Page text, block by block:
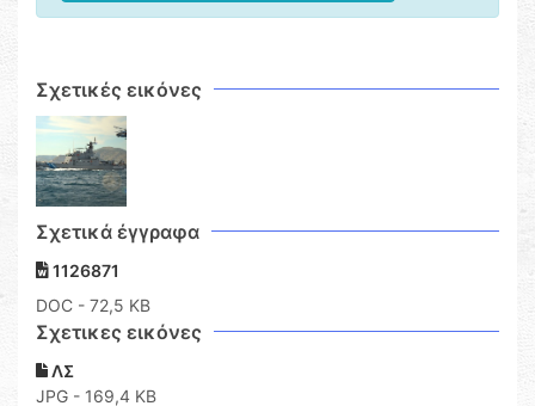
Σχετικές εικόνες
Σχετικά έγγραφα
1126871
DOC - 72,5 KB
Σχετικες εικόνες
ΛΣ
JPG - 169,4 KB